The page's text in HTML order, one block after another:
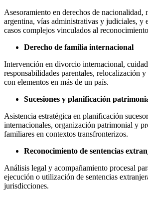
Asesoramiento en derechos de nacionalidad,
argentina, vías administrativas y judiciales, y
casos complejos vinculados al
Derecho de familia internacional
Intervención en divorcio internacional,
responsabilidades parentales, relocalización
con elementos en más de un país.
Sucesiones y planificación
Asistencia estratégica en planificación
internacionales, organización patrimonial y
familiares en contextos transfronterizos.
Reconocimiento de sentencias
Análisis legal y acompañamiento procesal
ejecución o utilización de sentencias
jurisdicciones.